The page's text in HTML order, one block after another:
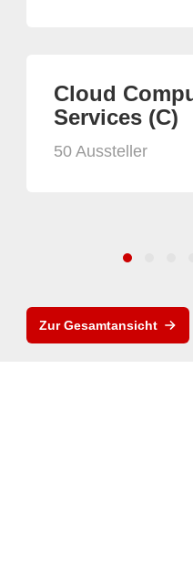
Cloud
Services (C)
50 Aussteller
Zur Gesamtansicht